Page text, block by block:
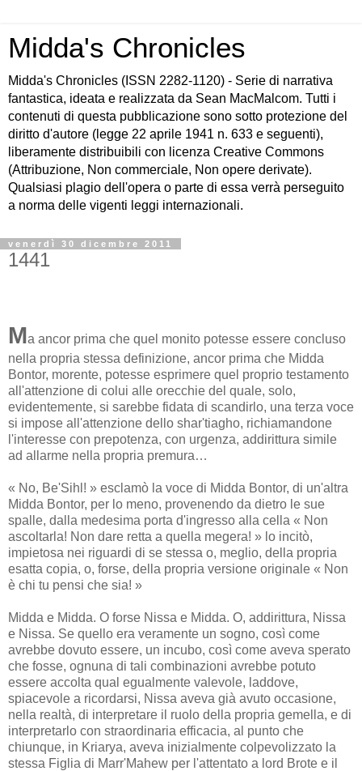
Midda's Chronicles
Midda's Chronicles (ISSN 2282-1120) - Serie di narrativa
fantastica, ideata e realizzata da Sean MacMalcom. Tutti i
contenuti di questa pubblicazione sono sotto protezione del
diritto d'autore (legge 22 aprile 1941 n. 633 e seguenti),
liberamente distribuibili con licenza Creative Commons
(Attribuzione, Non commerciale, Non opere derivate).
Qualsiasi plagio dell'opera o parte di essa verrà perseguito
a norma delle vigenti leggi internazionali.
venerdì 30 dicembre 2011
1441
Ma ancor prima che quel monito potesse essere concluso
nella propria stessa definizione, ancor prima che Midda
Bontor, morente, potesse esprimere quel proprio testamento
all'attenzione di colui alle orecchie del quale, solo,
evidentemente, si sarebbe fidata di scandirlo, una terza voce
si impose all'attenzione dello shar'tiagho, richiamandone
l'interesse con prepotenza, con urgenza, addirittura simile
ad allarme nella propria premura…
« No, Be'Sihl! » esclamò la voce di Midda Bontor, di un'altra
Midda Bontor, per lo meno, provenendo da dietro le sue
spalle, dalla medesima porta d'ingresso alla cella « Non
ascoltarla! Non dare retta a quella megera! » lo incitò,
impietosa nei riguardi di se stessa o, meglio, della propria
esatta copia, o, forse, della propria versione originale « Non
è chi tu pensi che sia! »
Midda e Midda. O forse Nissa e Midda. O, addirittura, Nissa
e Nissa. Se quello era veramente un sogno, così come
avrebbe dovuto essere, un incubo, così come aveva sperato
che fosse, ognuna di tali combinazioni avrebbe potuto
essere accolta qual egualmente valevole, laddove,
spiacevole a ricordarsi, Nissa aveva già avuto occasione,
nella realtà, di interpretare il ruolo della propria gemella, e di
interpretarlo con straordinaria efficacia, al punto che
chiunque, in Kriarya, aveva inizialmente colpevolizzato la
stessa Figlia di Marr'Mahew per l'attentato a lord Brote e il